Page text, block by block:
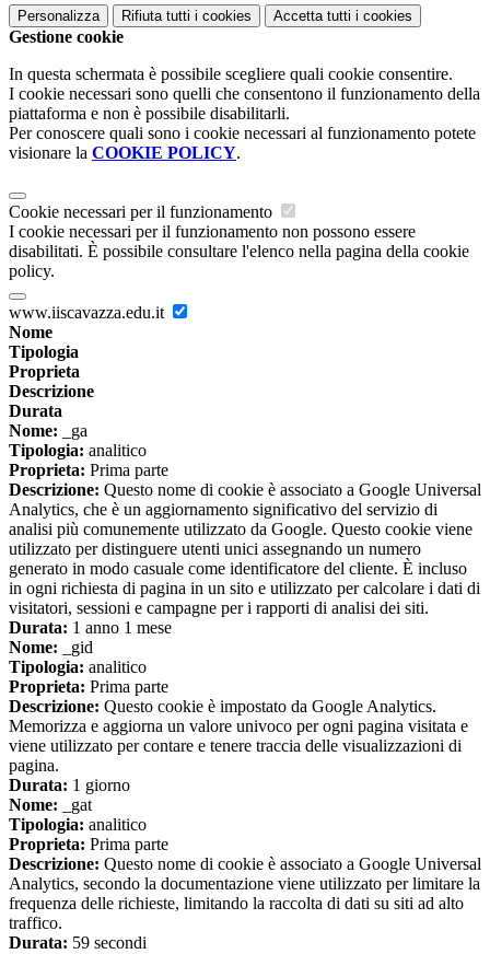
Personalizza Rifiuta tutti i cookies Accetta tutti i cookies
Gestione cookie
In questa schermata è possibile scegliere quali cookie consentire.
I cookie necessari sono quelli che consentono il funzionamento della
piattaforma e non è possibile disabilitarli.
Per conoscere quali sono i cookie necessari al funzionamento potete
visionare la COOKIE POLICY.
Cookie necessari per il funzionamento
I cookie necessari per il funzionamento non possono essere
disabilitati. È possibile consultare l'elenco nella pagina della cookie
policy.
www.iiscavazza.edu.it
Nome
Tipologia
Proprieta
Descrizione
Durata
Nome: _ga
Tipologia: analitico
Proprieta: Prima parte
Descrizione: Questo nome di cookie è associato a Google Universal
Analytics, che è un aggiornamento significativo del servizio di
analisi più comunemente utilizzato da Google. Questo cookie viene
utilizzato per distinguere utenti unici assegnando un numero
generato in modo casuale come identificatore del cliente. È incluso
in ogni richiesta di pagina in un sito e utilizzato per calcolare i dati di
visitatori, sessioni e campagne per i rapporti di analisi dei siti.
Durata: 1 anno 1 mese
Nome: _gid
Tipologia: analitico
Proprieta: Prima parte
Descrizione: Questo cookie è impostato da Google Analytics.
Memorizza e aggiorna un valore univoco per ogni pagina visitata e
viene utilizzato per contare e tenere traccia delle visualizzazioni di
pagina.
Durata: 1 giorno
Nome: _gat
Tipologia: analitico
Proprieta: Prima parte
Descrizione: Questo nome di cookie è associato a Google Universal
Analytics, secondo la documentazione viene utilizzato per limitare la
frequenza delle richieste, limitando la raccolta di dati su siti ad alto
traffico.
Durata: 59 secondi